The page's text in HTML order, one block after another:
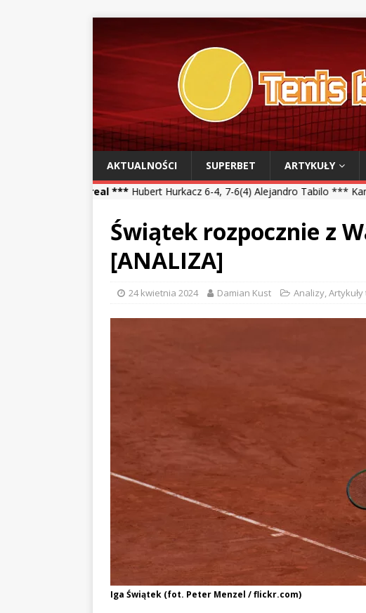
AKTUALNOŚCI SUPERBET ARTYKUŁY
Hubert Hurkacz 6-4, 7-6(4) Alejandro Tabilo *** Kamil
Świątek rozpocznie z
[ANALIZA]
24 kwietnia 2024 Damian Kust Analizy,
Iga Świątek (fot. Peter Menzel / flickr.com)